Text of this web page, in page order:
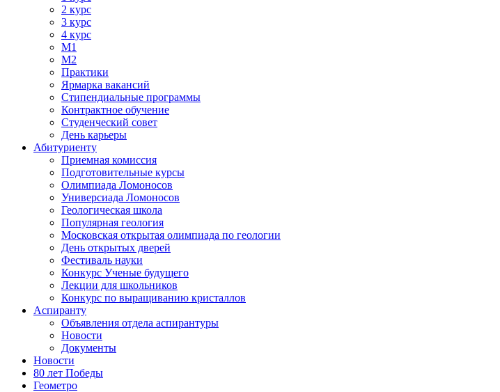
2 курс
3 курс
4 курс
М1
М2
Практики
Ярмарка вакансий
Стипендиальные программы
Контрактное обучение
Студенческий совет
День карьеры
Абитуриенту
Приемная комиссия
Подготовительные курсы
Олимпиада Ломоносов
Универсиада Ломоносов
Геологическая школа
Популярная геология
Московская открытая олимпиада по геологии
День открытых дверей
Фестиваль науки
Конкурс Ученые будущего
Лекции для школьников
Конкурс по выращиванию кристаллов
Аспиранту
Объявления отдела аспирантуры
Новости
Документы
Новости
80 лет Победы
Геометро